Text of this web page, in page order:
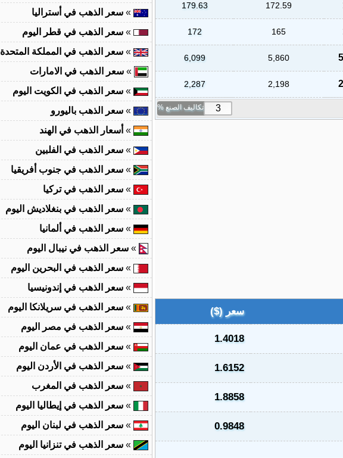
172.59
179.63
165
172
5,860
6,099
2,198
2,287
تكاليف الصنع %
سعر ($)
1.4018
1.6152
1.8858
0.9848
» سعر الذهب في أستراليا
» سعر الذهب في قطر اليوم
» سعر الذهب في المملكة المتحدة
» سعر الذهب في الامارات
» سعر الذهب في الكويت اليوم
» سعر الذهب باليورو
» أسعار الذهب في الهند
» سعر الذهب في الفلبين
» سعر الذهب في جنوب أفريقيا
» سعر الذهب في تركيا
» سعر الذهب في بنغلاديش اليوم
» سعر الذهب في ألمانيا
» سعر الذهب في نيبال اليوم
» سعر الذهب في البحرين اليوم
» سعر الذهب في إندونيسيا
» سعر الذهب في سريلانكا اليوم
» سعر الذهب في مصر اليوم
» سعر الذهب في عمان اليوم
» سعر الذهب في الأردن اليوم
» سعر الذهب في المغرب
» سعر الذهب في إيطاليا اليوم
» سعر الذهب في لبنان اليوم
» سعر الذهب في تنزانيا اليوم